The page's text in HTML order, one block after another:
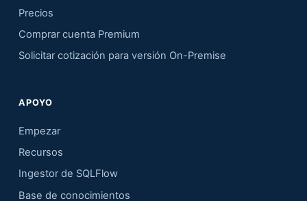
Precios
Comprar cuenta Premium
Solicitar cotización para versión On-Premise
APOYO
Empezar
Recursos
Ingestor de SQLFlow
Base de conocimientos